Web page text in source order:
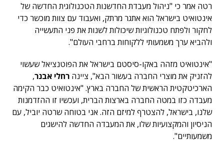
רטה אמר כי "ניהול מעבדת החדשנות הטכנולוגית החדשה של
אינטואיט בישראל הוא אתגר מרתק, ואעבוד עם צוות מוכשר כדי
לחקור ולפתח טכנולוגיות שיכולות לשנות את פני התעשייה
ולהביא ערך משמעותי ללקוחות ברחבי העולם".
"אינטואיט מזהה באקו-סיסטם בישראל את הפוטנציאל שעשוי
להזניק את מוצרי החברה בעשור הבא", ציינה רחלי אבנר,
הארכיטקטית הראשית של החברה בארץ. "אינטואיט כבר הקימה
מעבדה כזו במטה החברה בארצות הברית, ועכשיו זו ההזדמנות
שלנו, בישראל, להצטרף למיזם הזה. אני בטוחה שרטה יוביל, עם
הניסיון והמקצועיות שלו, את המעבדה החדשה להישגים
משמעותיים".